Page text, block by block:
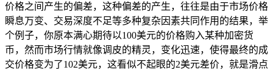
价格之间产生的偏差，这种偏差的产生，往往是由于市场价格
瞬息万变、交易深度不足等多种复杂因素共同作用的结果，举
个例子，你原本满心期待以100美元的价格购入某种加密货
币，然而市场行情就像调皮的精灵，变化迅速，使得最终的成
交价格变为了102美元，这看似不起眼的2美元差价，就是滑点